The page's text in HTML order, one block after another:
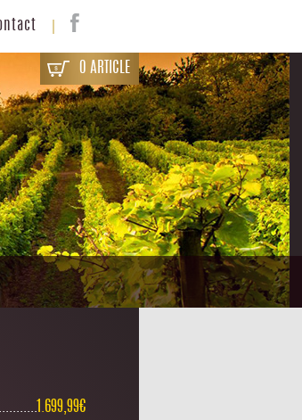
0 ARTICLE
1.699,99€